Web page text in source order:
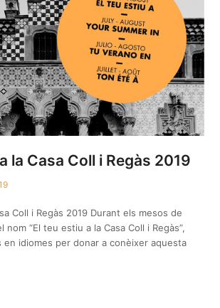
la Casa Coll i Regàs 2019
Coll i Regàs 2019 Durant els mesos de
nom “El teu estiu a la Casa Coll i Regàs”,
en idiomes per donar a conèixer aquesta